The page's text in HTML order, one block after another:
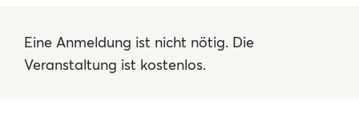
Eine Anmeldung ist nicht nötig. Die
Veranstaltung ist kostenlos.